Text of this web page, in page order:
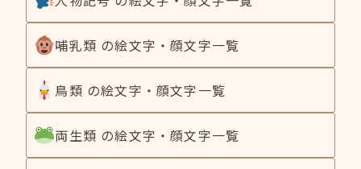
哺乳類 の絵文字・顔文字一覧
鳥類 の絵文字・顔文字一覧
両生類 の絵文字・顔文字一覧